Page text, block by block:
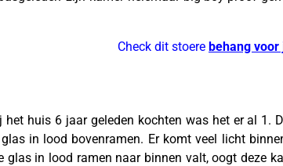
Check dit stoere behang
huis 6 jaar geleden kochten was het er al 1.
in lood bovenramen. Er komt veel licht
in lood ramen naar binnen valt, oogt deze